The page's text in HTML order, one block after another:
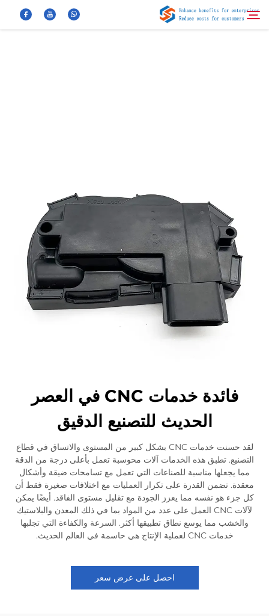
فيديو
اتصل بنا
فائدة خدمات CNC في العصر
الحديث للتصنيع الدقيق
لقد حسنت خدمات CNC بشكل كبير من المستوى والاتساق في قطاع
التصنيع. تطبق هذه الخدمات آلات محوسبة تعمل بأعلى درجة من الدقة
مما يجعلها مناسبة للصناعات التي تعمل مع تسامحات ضيقة وأشكال
معقدة. تضمن القدرة على تكرار العمليات مع اختلافات صغيرة فقط أن
كل جزء هو نفسه مما يعزز الجودة مع تقليل مستوى الفاقد. أيضًا يمكن
لآلات CNC العمل على عدد من المواد بما في ذلك المعدن والبلاستيك
والخشب مما يوسع نطاق تطبيقها أكثر. السرعة والكفاءة التي تجلبها
خدمات CNC لعملية الإنتاج هي حاسمة في العالم الحديث.
احصل على عرض سعر